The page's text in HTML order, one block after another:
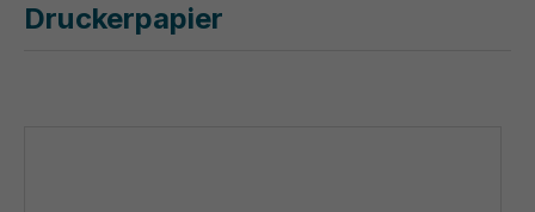
Druckerpapier